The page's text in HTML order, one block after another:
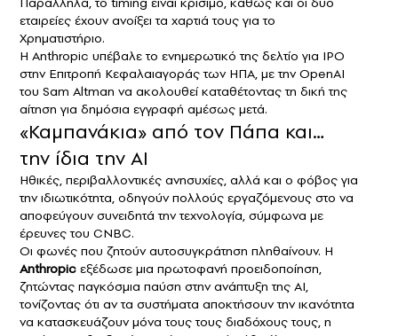
εταιρείες έχουν ανοίξει τα χαρτιά τους για το
Χρηματιστήριο.
Η Anthropic υπέβαλε το ενημερωτικό της δελτίο για IPO
στην Επιτροπή Κεφαλαιαγοράς των ΗΠΑ, με την OpenAI
του Sam Altman να ακολουθεί καταθέτοντας τη δική της
αίτηση για δημόσια εγγραφή αμέσως μετά.
«Καμπανάκια» από τον Πάπα και…
την ίδια την AI
Ηθικές, περιβαλλοντικές ανησυχίες, αλλά και ο φόβος για
την ιδιωτικότητα, οδηγούν πολλούς εργαζόμενους στο να
αποφεύγουν συνειδητά την τεχνολογία, σύμφωνα με
έρευνες του CNBC.
Οι φωνές που ζητούν αυτοσυγκράτηση πληθαίνουν. Η
Anthropic εξέδωσε μια πρωτοφανή προειδοποίηση,
ζητώντας παγκόσμια παύση στην ανάπτυξη της AI,
τονίζοντας ότι αν τα συστήματα αποκτήσουν την ικανότητα
να κατασκευάζουν μόνα τους τους διαδόχους τους, η